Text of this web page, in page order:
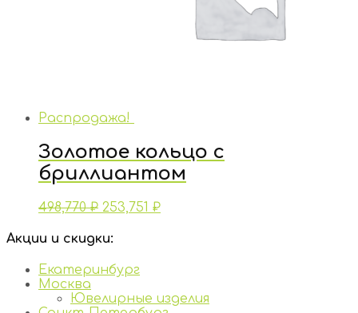
Распродажа!
Золотое кольцо с
бриллиантом
498,770₽ 253,751 ₽
Акции и скидки:
Екатеринбург
Москва
Ювелирные изделия